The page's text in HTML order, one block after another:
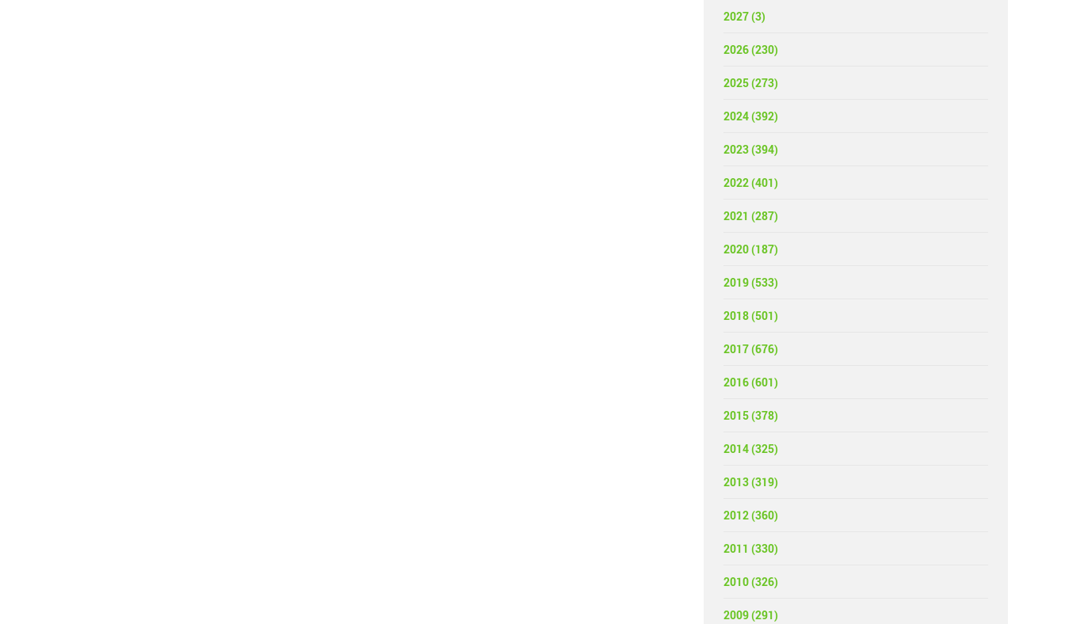
2027 (3)
2026 (230)
2025 (273)
2024 (392)
2023 (394)
2022 (401)
2021 (287)
2020 (187)
2019 (533)
2018 (501)
2017 (676)
2016 (601)
2015 (378)
2014 (325)
2013 (319)
2012 (360)
2011 (330)
2010 (326)
2009 (291)